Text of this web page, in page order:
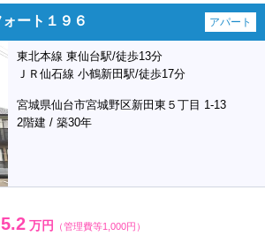
ォート１９６ アパート
東北本線 東仙台駅/徒歩13分
ＪＲ仙石線 小鶴新田駅/徒歩17分
宮城県仙台市宮城野区新田東５丁目 1-13
2階建 / 築30年
5.2 万円 （管理費等1,000円）